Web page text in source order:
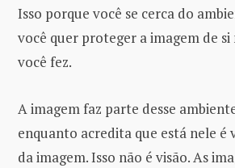
Isso porque você se cerca do
você quer proteger a imagem de si
você fez.
A imagem faz parte desse
enquanto acredita que está nele é
da imagem. Isso não é visão. As